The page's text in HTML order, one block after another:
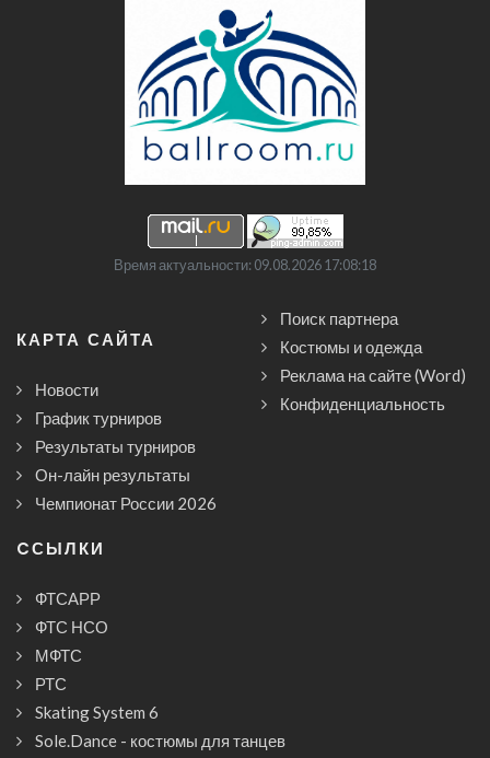
Время актуальности: 09.08.2026 17:08:18
КАРТА САЙТА
Новости
График турниров
Результаты турниров
Он-лайн результаты
Чемпионат России 2026
Поиск партнера
Костюмы и одежда
Реклама на сайте (Word)
Конфиденциальность
CСЫЛКИ
ФТСАРР
ФТС НСО
МФТС
РТС
Skating System 6
Sole.Dance - костюмы для танцев